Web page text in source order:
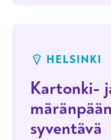
HELSINKI
Kartonki-
syventävä